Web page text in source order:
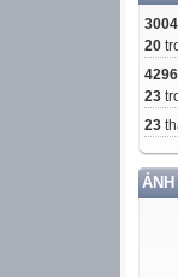
20
23
23